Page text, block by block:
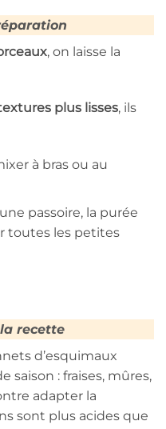
, on laisse la
plus lisses, ils
à bras ou au
passoire, la purée
toutes les petites
recette
d’esquimaux
saison : fraises, mûres,
adapter la
sont plus acides que